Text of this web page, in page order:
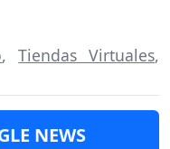
,Tiendas Virtuales,
NEWS